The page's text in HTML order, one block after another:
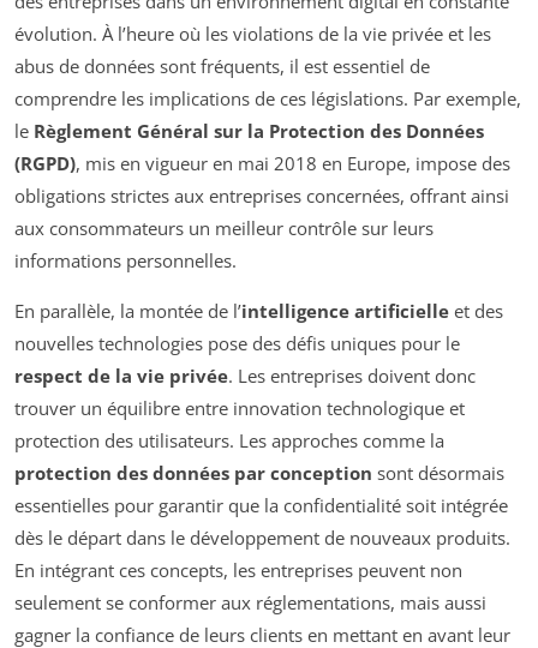
évolution. À l’heure où les violations de la vie privée et les
abus de données sont fréquents, il est essentiel de
comprendre les implications de ces législations. Par exemple,
le Règlement Général sur la Protection des Données
(RGPD), mis en vigueur en mai 2018 en Europe, impose des
obligations strictes aux entreprises concernées, offrant ainsi
aux consommateurs un meilleur contrôle sur leurs
informations personnelles.
En parallèle, la montée de l’intelligence artificielle et des
nouvelles technologies pose des défis uniques pour le
respect de la vie privée. Les entreprises doivent donc
trouver un équilibre entre innovation technologique et
protection des utilisateurs. Les approches comme la
protection des données par conception sont désormais
essentielles pour garantir que la confidentialité soit intégrée
dès le départ dans le développement de nouveaux produits.
En intégrant ces concepts, les entreprises peuvent non
seulement se conformer aux réglementations, mais aussi
gagner la confiance de leurs clients en mettant en avant leur